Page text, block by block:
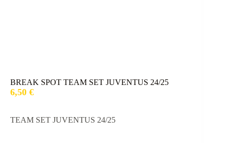
BREAK SPOT TEAM SET JUVENTUS 24/25
6,50 €
TEAM SET JUVENTUS 24/25